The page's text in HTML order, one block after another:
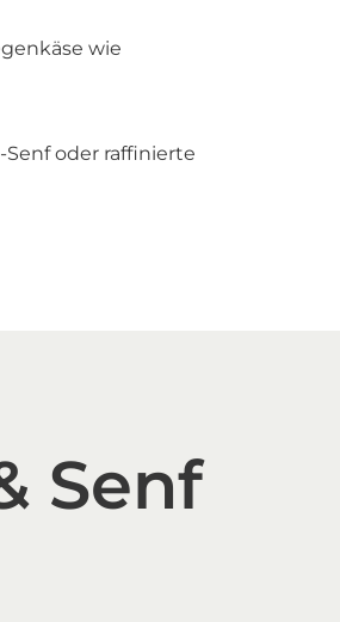
wie
oder raffinierte
Senf